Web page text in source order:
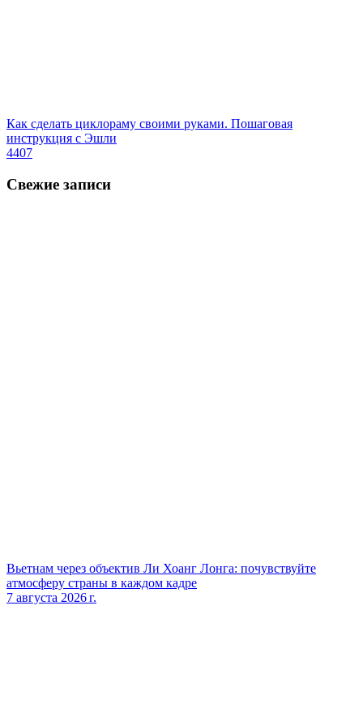
Как сделать циклораму своими руками. Пошаговая
инструкция с Эшли
4407
Свежие записи
Вьетнам через объектив Ли Хоанг Лонга: почувствуйте
атмосферу страны в каждом кадре
7 августа 2026 г.